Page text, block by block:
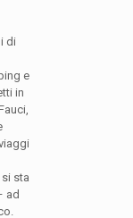
di
e
in
sta
ad